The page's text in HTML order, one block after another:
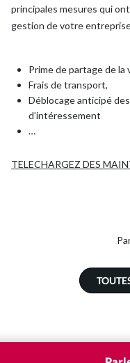
Se
Expertise
Commissariat aux
Expertise juridique
Je suis
Je suis pharmacien
principales mesures qui
gestion de votre
Prime de partage de la
Frais de transport,
Déblocage anticipé
d’intéressement
…
TELECHARGEZ DES